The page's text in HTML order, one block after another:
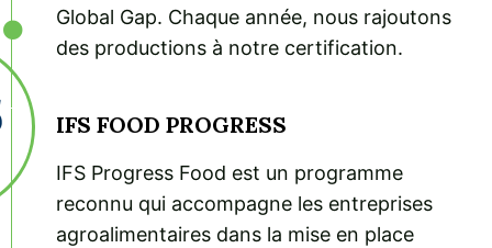
Global Gap. Chaque année, nous rajoutons
des productions à notre certification.
IFS FOOD PROGRESS
IFS Progress Food est un programme
reconnu qui accompagne les entreprises
agroalimentaires dans la mise en place